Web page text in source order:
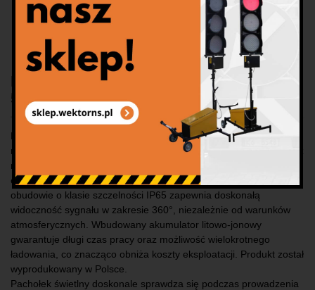
Pachołek świetlny z akumulatorami li-ion,
50 cm
Pachołek świetlny LED z akumulatorem Li-Ion to nowoczesne
rozwiązanie przeznaczone do oznakowania robót drogowych oraz
miejsc wymagających zwiększonej widoczności. Wyposażony w
energooszczędne diody LED umieszczone w hermetycznej
obudowie o klasie szczelności IP65 zapewnia doskonałą
widoczność sygnału w zakresie 360°, niezależnie od warunków
atmosferycznych. Wbudowany akumulator litowo-jonowy
gwarantuje długi czas pracy oraz możliwość wielokrotnego
ładowania, co znacząco obniża koszty eksploatacji. Produkt został
wyprodukowany w Polsce.
Pachołek świetlny doskonale sprawdza się podczas prowadzenia